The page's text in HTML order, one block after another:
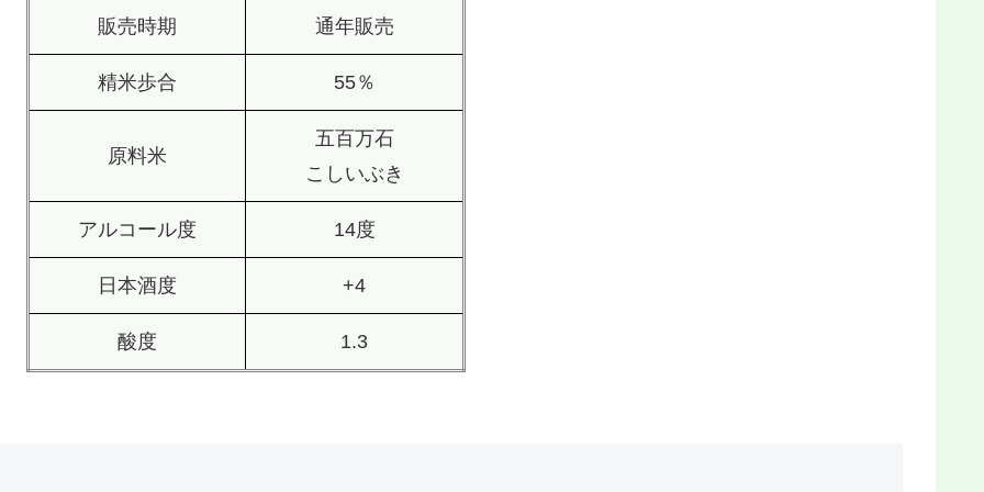
販売時期 通年販売
精米歩合 55％
原料米
五百万石
こしいぶき
アルコール度 14度
日本酒度 +4
酸度 1.3